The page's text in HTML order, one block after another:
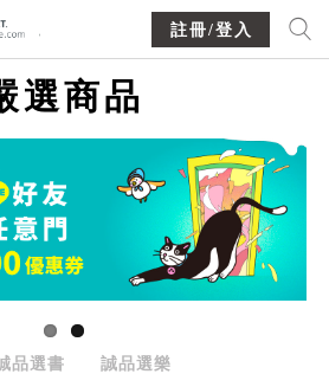
註冊/登入
選商品
品選書 誠品選樂